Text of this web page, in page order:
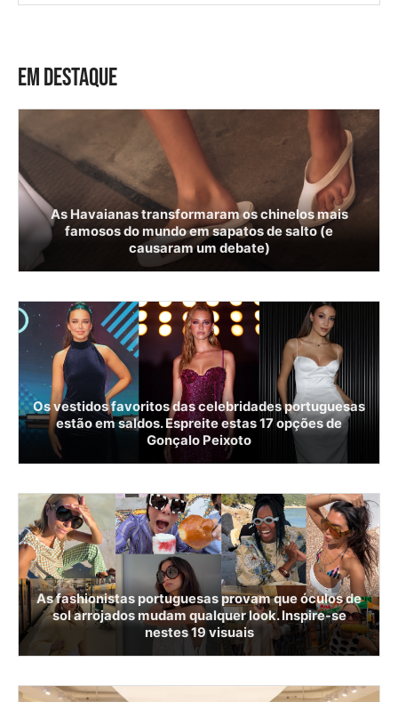
EM DESTAQUE
As Havaianas transformaram os chinelos mais
famosos do mundo em sapatos de salto (e
causaram um debate)
Os vestidos favoritos das celebridades portuguesas
estão em saldos. Espreite estas 17 opções de
Gonçalo Peixoto
As fashionistas portuguesas provam que óculos de
sol arrojados mudam qualquer look. Inspire-se
nestes 19 visuais